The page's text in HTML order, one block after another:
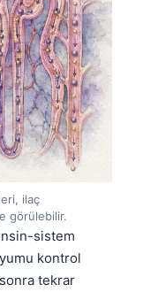
ilaç
görülebilir.
sistem
kontrol
tekrar